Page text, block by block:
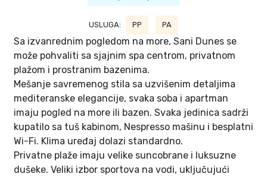
USLUGA: PP PA
Sa izvanrednim pogledom na more, Sani Dunes se
može pohvaliti sa sjajnim spa centrom, privatnom
plažom i prostranim bazenima.
Mešanje savremenog stila sa uzvišenim detaljima
mediteranske elegancije, svaka soba i apartman
imaju pogled na more ili bazen. Svaka jedinica sadrži
kupatilo sa tuš kabinom, Nespresso mašinu i besplatni
Wi-Fi. Klima uređaj dolazi standardno.
Privatne plaže imaju velike suncobrane i luksuzne
dušeke. Veliki izbor sportova na vodi, uključujući